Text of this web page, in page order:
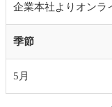
企業本社よりオンラ
季節
5月